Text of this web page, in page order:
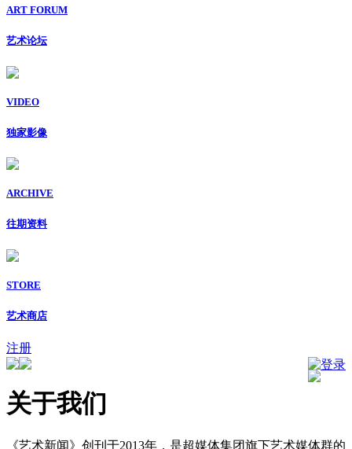
ART FORUM
艺术论坛
VIDEO
独家影像
ARCHIVE
往期资料
STORE
艺术商店
注册
登录
关于我们
《艺术新闻》创刊于2013年，是超媒体集团旗下艺术媒体群的